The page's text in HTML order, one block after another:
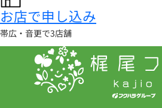
お店で申し込み
帯広・音更で3店舗